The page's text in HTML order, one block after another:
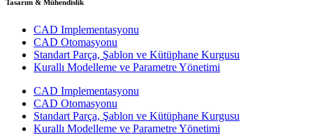
Tasarım & Mühendislik
CAD Implementasyonu
CAD Otomasyonu
Standart Parça, Şablon ve Kütüphane Kurgusu
Kurallı Modelleme ve Parametre Yönetimi
CAD Implementasyonu
CAD Otomasyonu
Standart Parça, Şablon ve Kütüphane Kurgusu
Kurallı Modelleme ve Parametre Yönetimi